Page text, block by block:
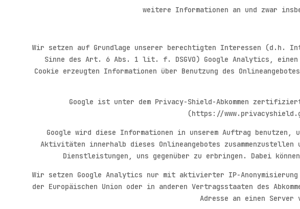
weitere Informationen an und zwar
Wir setzen auf Grundlage unserer berechtigten Interessen (d.h.
Sinne des Art. 6 Abs. 1 lit. f. DSGVO) Google Analytics, einen
Cookie erzeugten Informationen über Benutzung des
Google ist unter dem Privacy-Shield-Abkommen
(https://
Google wird diese Informationen in unserem Auftrag benutzen,
Aktivitäten innerhalb dieses Onlineangebotes
Dienstleistungen, uns gegenüber zu erbringen. Dabei
Wir setzen Google Analytics nur mit aktivierter IP-
der Europäischen Union oder in anderen Vertragsstaaten des
Adresse an einen Server